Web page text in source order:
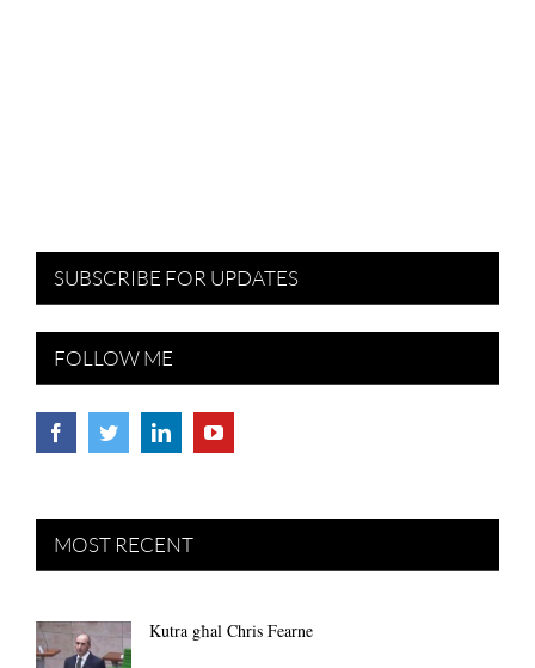
SUBSCRIBE FOR UPDATES
FOLLOW ME
MOST RECENT
Kutra għal Chris Fearne